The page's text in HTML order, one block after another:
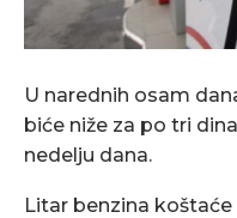
U narednih osam
biće niže za po tri
nedelju dana.
Litar benzina koštaće